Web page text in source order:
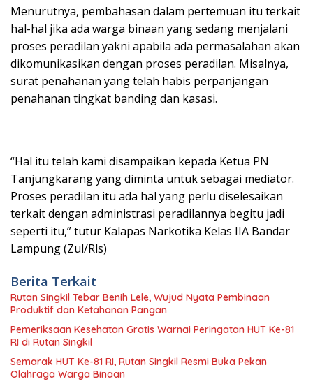
Menurutnya, pembahasan dalam pertemuan itu terkait
hal-hal jika ada warga binaan yang sedang menjalani
proses peradilan yakni apabila ada permasalahan akan
dikomunikasikan dengan proses peradilan. Misalnya,
surat penahanan yang telah habis perpanjangan
penahanan tingkat banding dan kasasi.
“Hal itu telah kami disampaikan kepada Ketua PN
Tanjungkarang yang diminta untuk sebagai mediator.
Proses peradilan itu ada hal yang perlu diselesaikan
terkait dengan administrasi peradilannya begitu jadi
seperti itu,” tutur Kalapas Narkotika Kelas IIA Bandar
Lampung (Zul/Rls)
Berita Terkait
Rutan Singkil Tebar Benih Lele, Wujud Nyata Pembinaan
Produktif dan Ketahanan Pangan
Pemeriksaan Kesehatan Gratis Warnai Peringatan HUT Ke-81
RI di Rutan Singkil
Semarak HUT Ke-81 RI, Rutan Singkil Resmi Buka Pekan
Olahraga Warga Binaan